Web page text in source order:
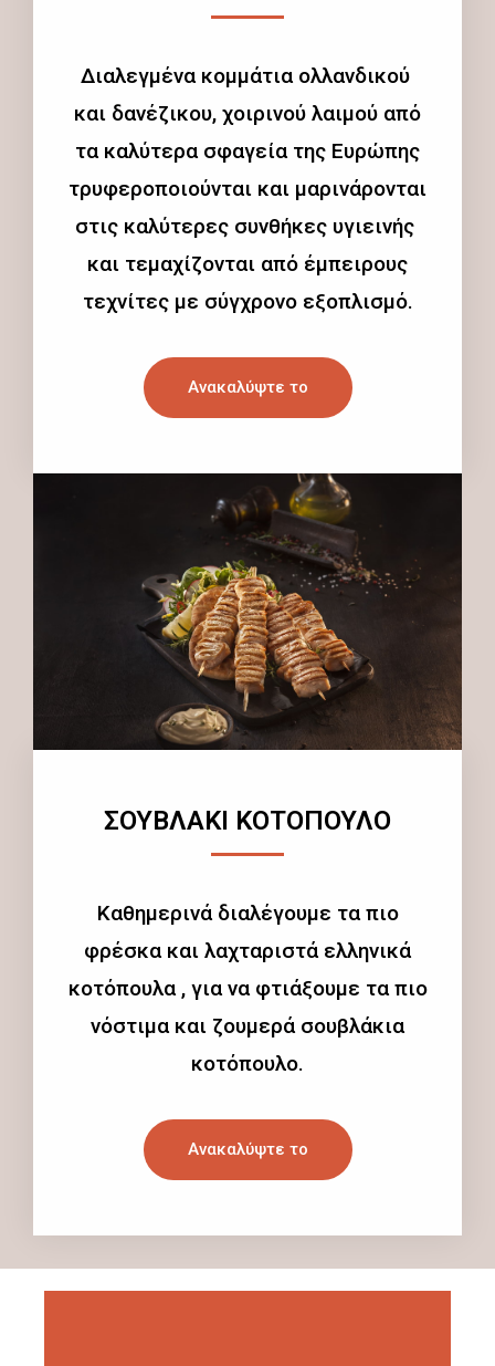
Διαλεγμένα κομμάτια ολλανδικού
και δανέζικου, χοιρινού λαιμού από
τα καλύτερα σφαγεία της Ευρώπης
τρυφεροποιούνται και μαρινάρονται
στις καλύτερες συνθήκες υγιεινής
και τεμαχίζονται από έμπειρους
τεχνίτες με σύγχρονο εξοπλισμό.
Ανακαλύψτε το
ΣΟΥΒΛΑΚΙ ΚΟΤΟΠΟΥΛΟ
Καθημερινά διαλέγουμε τα πιο
φρέσκα και λαχταριστά ελληνικά
κοτόπουλα , για να φτιάξουμε τα πιο
νόστιμα και ζουμερά σουβλάκια
κοτόπουλο.
Ανακαλύψτε το